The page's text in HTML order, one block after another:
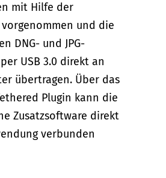
mit Hilfe der
und die
DNG- und JPG-
USB 3.0 direkt an
übertragen. Über das
Plugin kann die
Zusatzsoftware direkt
verbunden